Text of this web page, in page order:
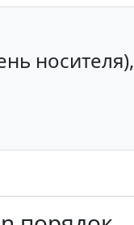
носителя),